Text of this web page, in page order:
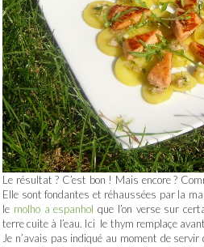
Le résultat ? C’est bon ! Mais encore ?
Elle sont fondantes et réhaussées par la
le molho a espanhol que l’on verse sur
terre cuite à l’eau. Ici le thym remplaçe
Je n’avais pas indiqué au moment de servir